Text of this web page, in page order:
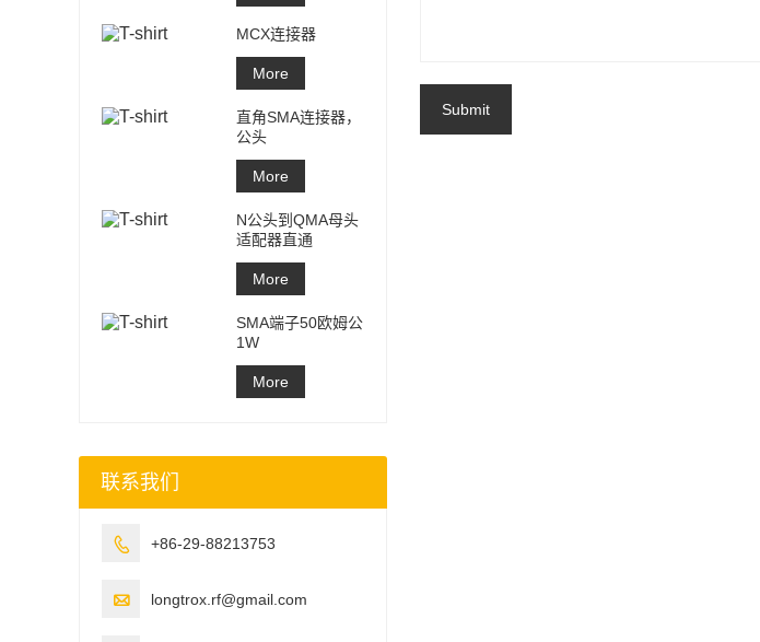
Submit
MCX连接器
More
直角SMA连接器，
公头
More
N公头到QMA母头
适配器直通
More
SMA端子50欧姆公
1W
More
联系我们
 +86-29-88213753
 longtrox.rf@gmail.com